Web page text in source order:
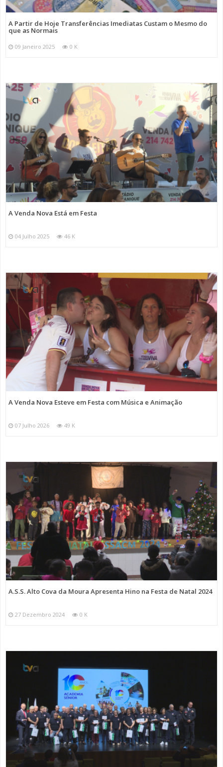
A Partir de Hoje Transferências Imediatas Custam o Mesmo do
que as Normais
09 Janeiro 2025 0 K
A Venda Nova Está em Festa
04 Julho 2025 46 K
A Venda Nova Esteve em Festa com Música e Animação
07 Julho 2026 49 K
A.S.S. Alto Cova da Moura Apresenta Hino na Festa de Natal 2024
27 Dezembro 2024 0 K